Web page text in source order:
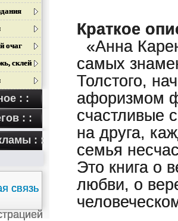
очаг
склей
: :
: :
: :
связь
Краткое
«Анна
самых
Толстого,
афоризмом
счастливые
на друга,
семья
Это книга о
любви, о